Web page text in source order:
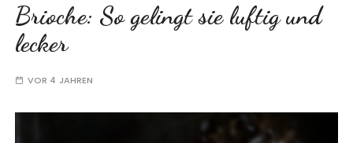
Brioche: So gelingt sie luftig und
lecker
VOR 4 JAHREN